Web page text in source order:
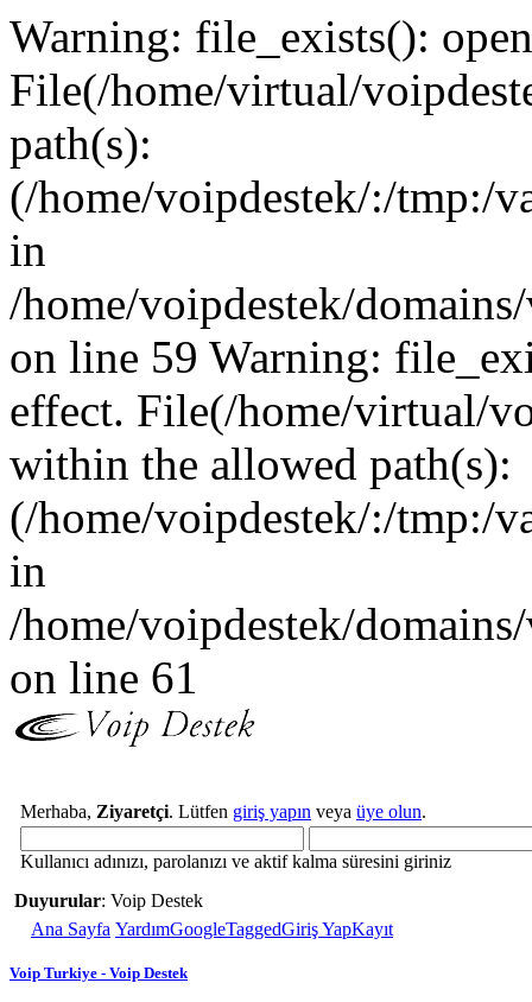
Warning: file_exists():
File(/home/virtual/
path(s):
(/home/voipdestek/:/tmp:/
in
/home/voipdestek/
on line 59 Warning:
effect. File(/home/virtual/
within the allowed path(s):
(/home/voipdestek/:/tmp:/
in
/home/voipdestek/
on line 61
Merhaba, Ziyaretçi. Lütfen giriş yapın veya üye olun.
Kullanıcı adınızı, parolanızı ve aktif kalma süresini giriniz
Duyurular: Voip Destek
Ana Sayfa YardımGoogleTaggedGiriş YapKayıt
Voip Turkiye - Voip Destek